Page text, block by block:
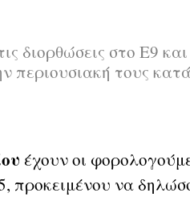
διορθώσεις στο Ε9
περιουσιακή τους
έχουν οι
προκειμένου να